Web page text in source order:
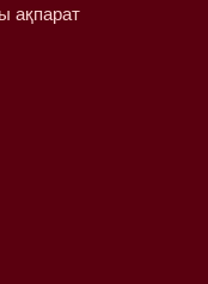
ақпарат